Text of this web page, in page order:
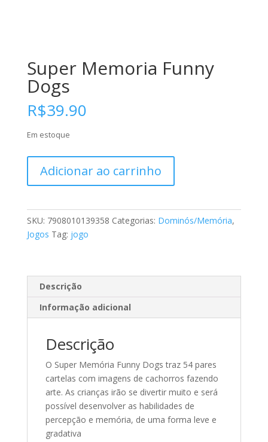
Super Memoria Funny
Dogs
R$39.90
Em estoque
Memoria
Funny
quantidade
Adicionar ao carrinho
SKU: 7908010139358 Categorias: Dominós/Memória,
Jogos Tag: jogo
Descrição
Informação adicional
Descrição
O Super Memória Funny Dogs traz 54 pares
cartelas com imagens de cachorros fazendo
arte. As crianças irão se divertir muito e será
possível desenvolver as habilidades de
percepção e memória, de uma forma leve e
gradativa